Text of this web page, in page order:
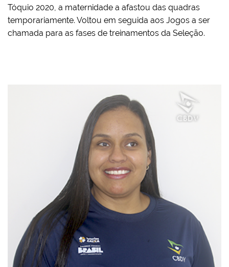
Tóquio 2020, a maternidade a afastou das quadras
temporariamente. Voltou em seguida aos Jogos a ser
chamada para as fases de treinamentos da Seleção.